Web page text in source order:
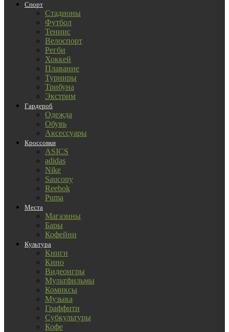
Спорт
Стадионы
Футбол
Теннис
Велоспорт
Регби
Хоккей
Плавание
Турниры
Трибуна
Экстрим
Гардероб
Одежда
Обувь
Аксессуары
Кроссовки
ASICS
adidas
Nike
Saucony
Reebok
Puma
Места
Магазины
Бары
Кофейни
Культура
Книги
Кино
Видеоигры
Мультфильмы
Комиксы
Музыка
Граффити
Субкультуры
Кофе